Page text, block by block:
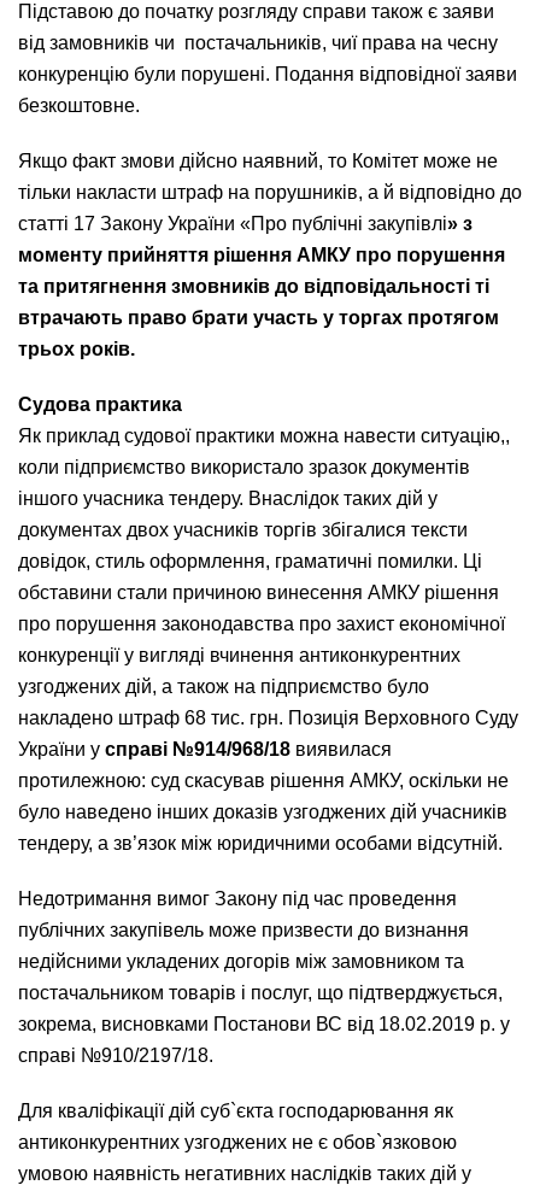
Підставою до початку розгляду справи також є заяви
від замовників чи постачальників, чиї права на чесну
конкуренцію були порушені. Подання відповідної заяви
безкоштовне.
Якщо факт змови дійсно наявний, то Комітет може не
тільки накласти штраф на порушників, а й відповідно до
статті 17 Закону України «Про публічні закупівлі» з
моменту прийняття рішення АМКУ про порушення
та притягнення змовників до відповідальності ті
втрачають право брати участь у торгах протягом
трьох років.
Судова практика
Як приклад судової практики можна навести ситуацію,,
коли підприємство використало зразок документів
іншого учасника тендеру. Внаслідок таких дій у
документах двох учасників торгів збігалися тексти
довідок, стиль оформлення, граматичні помилки. Ці
обставини стали причиною винесення АМКУ рішення
про порушення законодавства про захист економічної
конкуренції у вигляді вчинення антиконкурентних
узгоджених дій, а також на підприємство було
накладено штраф 68 тис. грн. Позиція Верховного Суду
України у справі №914/968/18 виявилася
протилежною: суд скасував рішення АМКУ, оскільки не
було наведено інших доказів узгоджених дій учасників
тендеру, а зв’язок між юридичними особами відсутній.
Недотримання вимог Закону під час проведення
публічних закупівель може призвести до визнання
недійсними укладених догорів між замовником та
постачальником товарів і послуг, що підтверджується,
зокрема, висновками Постанови ВС від 18.02.2019 р. у
справі №910/2197/18.
Для кваліфікації дій суб`єкта господарювання як
антиконкурентних узгоджених не є обов`язковою
умовою наявність негативних наслідків таких дій у